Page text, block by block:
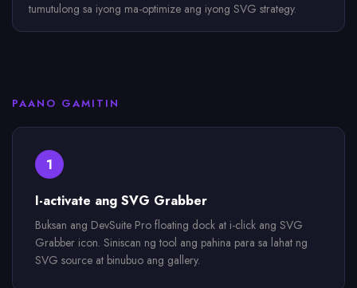
tumutulong sa iyong ma-optimize ang iyong SVG strategy.
PAANO GAMITIN
1
I-activate ang SVG Grabber
Buksan ang DevSuite Pro floating dock at i-click ang SVG
Grabber icon. Siniscan ng tool ang pahina para sa lahat ng
SVG source at binubuo ang gallery.